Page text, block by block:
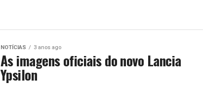
NOTÍCIAS 3 anos ago
As imagens oficiais do novo Lancia
Ypsilon